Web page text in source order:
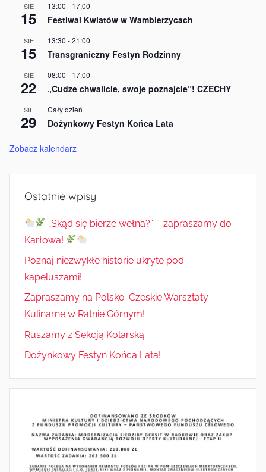
SIE
15
13:00 - 17:00
Festiwal Kwiatów w Wambierzycach
SIE
15
13:30 -21:00
Transgraniczny Festyn Rodzinny
SIE
22
08:00 - 17:00
„Cudze chwalicie, swoje poznajcie”! CZECHY
SIE
29
Cały dzień
Dożynkowy Festyn Końca Lata
Zobacz kalendarz
Ostatnie wpisy
„Skąd się bierze wełna?” – zapraszamy do
Karłowa!
Poznaj niezwykłe historie ukryte pod
kapeluszami!
Zapraszamy na Polsko-Czeskie Warsztaty
Kulinarne w Ratnie Górnym!
Ruszamy z Sekcją Kolarską
Dożynkowy Festyn Końca Lata!